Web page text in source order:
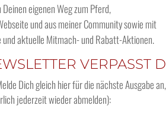
eigenen Weg zum Pferd,
und aus meiner Community sowie mit
und aktuelle Mitmach- und Rabatt-Aktionen.
VERPASST
Dich gleich hier für die nächste Ausgabe
jederzeit wieder abmelden):